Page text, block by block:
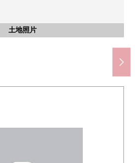
土地照片
土地照片
土地照片
土地照片
土地照片
前面道路的外观
ｅｎ镰仓深泽店(约290m)
步行4分钟。
手宽大的商店(约550m)
步行7分钟。
Ｅｎ镰仓深泽店(约450m)
步行6分钟。
会湘南記念病院(约165m)
步行3分钟。
泽邮局(约300m)
步行4分钟。
樱花公园(约460m)
步行6分钟。
深泽小学(约550m)
步行7分钟。
深泽中学(约990m)
步行13分钟。